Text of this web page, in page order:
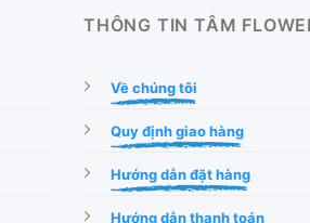
THÔNG TIN TÂM
Về chúng tôi
Quy định giao hàng
Hướng dẫn đặt hàng
Hướng dẫn thanh toán